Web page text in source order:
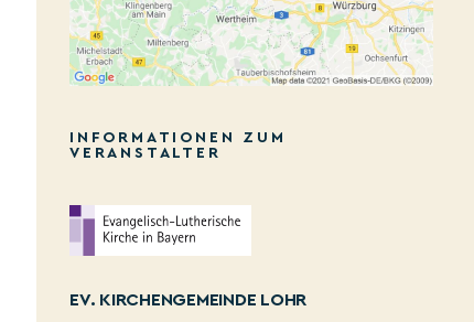
INFORMATIONEN ZUM
VERANSTALTER
EV. KIRCHENGEMEINDE LOHR